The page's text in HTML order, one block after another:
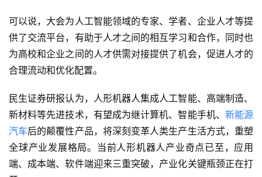
首
页
新
商
业
可以说，大会为人工智能领域的专家、学者、企业人才等提
供了交流平台，有助于人才之间的相互学习和合作，同时也
为高校和企业之间的人才供需对接提供了机会，促进人才的
合理流动和优化配置。
民生证券研报认为，人形机器人集成人工智能、高端制造、
新材料等先进技术，有望成为继计算机、智能手机、 新能源
汽车后的颠覆性产品，将深刻变革人类生产生活方式，重塑
全球产业发展格局。当前人形机器人产业奇点已至，应用
端、成本端、软件端迎来三重突破，产业化关键瓶颈正在打